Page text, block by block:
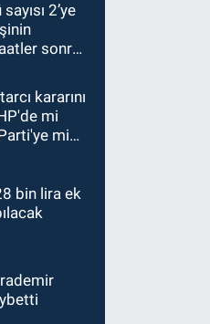
2’ye
sonra
kararını
mi
mi
bin lira ek